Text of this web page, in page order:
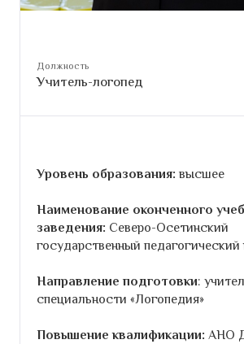
Должность
Учитель-логопед
Уровень образования: высшее
Наименование оконченного
заведения: Северо-Осетинский
государственный педагогический
Направление подготовки:
специальности «Логопедия»
Повышение квалификации: АНО